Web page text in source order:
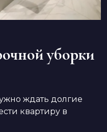
уборки
ждать долгие
квартиру в